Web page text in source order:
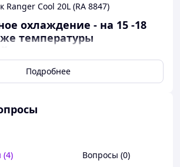
Ranger Cool 20L (RA 8847)
охлаждение - на 15 -18
температуры
для автомобиля - это уже
наши модели
автохолодильник Ranger
не только охлаждать, а и
Подходит для
междугородние и
Подробнее
Вопросы (0)